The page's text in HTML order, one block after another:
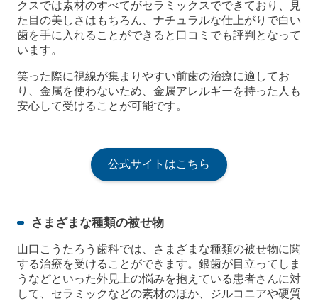
クスでは素材のすべてがセラミックスでできており、見
た目の美しさはもちろん、ナチュラルな仕上がりで白い
歯を手に入れることができると口コミでも評判となって
います。
笑った際に視線が集まりやすい前歯の治療に適してお
り、金属を使わないため、金属アレルギーを持った人も
安心して受けることが可能です。
公式サイトはこちら
さまざまな種類の被せ物
山口こうたろう歯科では、さまざまな種類の被せ物に関
する治療を受けることができます。銀歯が目立ってしま
うなどといった外見上の悩みを抱えている患者さんに対
して、セラミックなどの素材のほか、ジルコニアや硬質